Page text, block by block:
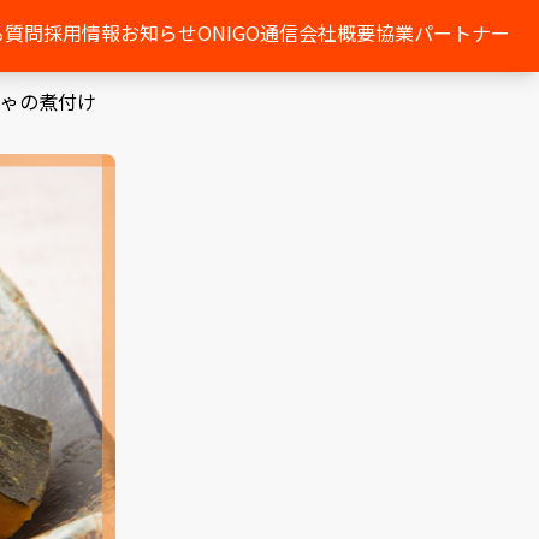
問採用情報お知らせONIGO通信会社概要協業パートナー
の煮付け